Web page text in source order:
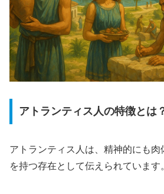
アトランティス人の特徴とは
アトランティス人は、精神的にも肉
を持つ存在として伝えられています